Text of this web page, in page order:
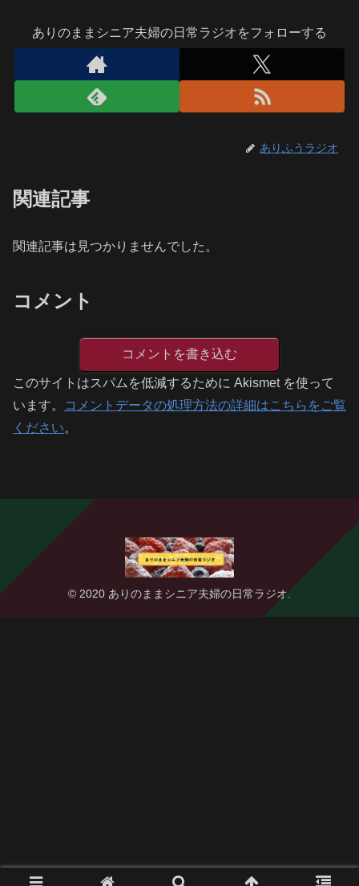
ありのままシニア夫婦の日常ラジオをフォローする
ありふうラジオ
関連記事
関連記事は見つかりませんでした。
コメント
コメントを書き込む
このサイトはスパムを低減するために Akismet を使って
います。
コメントデータの処理方法の詳細はこちらをご覧
ください。
© 2020 ありのままシニア夫婦の日常ラジオ.